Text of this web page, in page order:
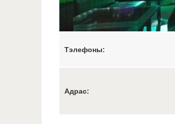
Тэлефоны:
Адрас: